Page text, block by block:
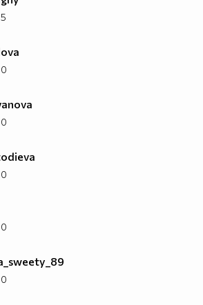
5
0
0
0
0
0